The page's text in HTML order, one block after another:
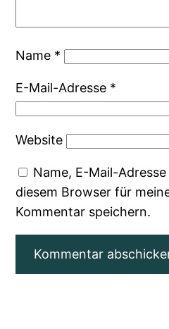
Name *
E-Mail-Adresse *
Website
Name, E-Mail-
diesem Browser für
Kommentar speichern.